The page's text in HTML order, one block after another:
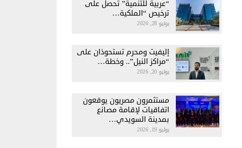
“عربية للتنمية” تحصل على
ترخيص “الملكية…
يوليو 28, 2026
إليفيت ومحرم تستحوذان على
“مراكز النيل”.. وخطة…
يوليو 20, 2026
مستثمرون مصريون يوقعون
اتفاقيات لإقامة مصانع
بمدينة السويدي…
يوليو 19, 2026